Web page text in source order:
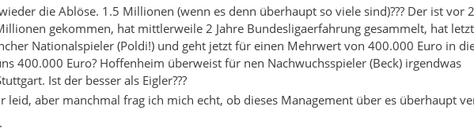
die Ablöse. 1.5 Millionen (wenn es denn überhaupt so viele sind)??? Der ist vor 2
gekommen, hat mittlerweile 2 Jahre Bundesligaerfahrung gesammelt, hat
Nationalspieler (Poldi!) und geht jetzt für einen Mehrwert von 400.000 Euro in
400.000 Euro? Hoffenheim überweist für nen Nachwuchsspieler (Beck) irgendwas
Ist der besser als Eigler???
leid, aber manchmal frag ich mich echt, ob dieses Management über es überhaupt